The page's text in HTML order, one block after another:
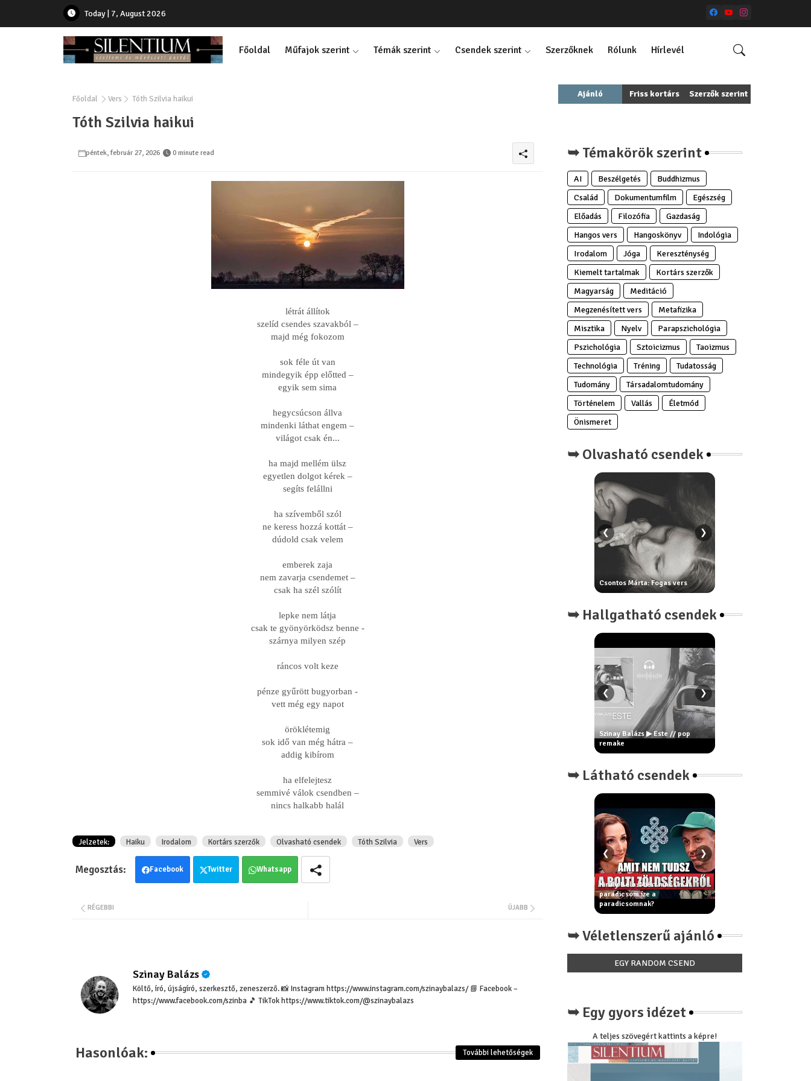
Today | 7, August 2026
Főoldal Műfajok szerint Témák szerint Csendek szerint Szerzőknek Rólunk Hírlevél
Főoldal Vers Tóth Szilvia haikui
Tóth Szilvia haikui
péntek, február 27, 2026 0 minute read
létrát állítok
szelíd csendes szavakból –
majd még fokozom
sok féle út van
mindegyik épp előtted –
egyik sem sima
hegycsúcson állva
mindenki láthat engem –
világot csak én...
ha majd mellém ülsz
egyetlen dolgot kérek –
segíts felállni
ha szívemből szól
ne keress hozzá kottát –
dúdold csak velem
emberek zaja
nem zavarja csendemet –
csak ha szél szólít
lepke nem látja
csak te gyönyörködsz benne -
szárnya milyen szép
ráncos volt keze
pénze gyűrött bugyorban -
vett még egy napot
öröklétemig
sok idő van még hátra –
addig kibírom
ha elfelejtesz
semmivé válok csendben –
nincs halkabb halál
Jelzetek: Haiku Irodalom Kortárs szerzők Olvasható csendek Tóth Szilvia Vers
Facebook Twitter Whatsapp
ÚJABB
RÉGEBBI
Szinay Balázs
Költő, író, újságíró, szerkesztő, zeneszerző. 📸 Instagram https://www.instagram.com/szinaybalazs/ 📘 Facebook –
https://www.facebook.com/szinba 🎵 TikTok https://www.tiktok.com/@szinaybalazs
Hasonlóak: További lehetőségek
Ajánló Friss kortárs Szerzők szerint
➥ Témakörök szerint
AI Beszélgetés
Buddhizmus
Család
Dokumentumfilm
Egészség
Előadás
Filozófia
Gazdaság
Hangos vers
Hangoskönyv
Indológia
Irodalom
Jóga
Kereszténység
Kiemelt tartalmak
Kortárs szerzők
Magyarság
Meditáció
Megzenésített vers
Metafizika
Misztika
Nyelv
Parapszichológia
Pszichológia
Sztoicizmus
Taoizmus
Technológia
Tréning
Tudatosság
Tudomány
Társadalomtudomány
Történelem
Vallás
Életmód
Önismeret
➥ Olvasható csendek
Csontos Márta: Fogas vers
❮ ❯
➥ Hallgatható csendek
Szinay Balázs ▶ Este // pop
remake
❮ ❯
➥ Látható csendek
gyakorlók számára
Király Béla: Miért nincs már
paradicsom íze a
paradicsomnak?
❮ ❯
➥ Véletlenszerű ajánló
EGY RANDOM CSEND
➥ Egy gyors idézet
A teljes szövegért kattints a képre!